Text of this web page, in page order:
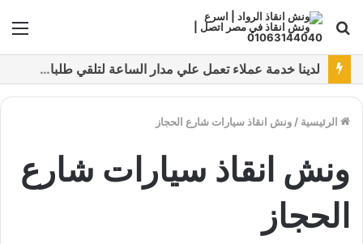
بحث
عن
نقدم خدمات متعددة لدفع خدمة ونش انقاذ سيارات باستخدام طرق دفع متعددة كما نتميز بتقديم أرخص سعر و أعلي جوده
الرئيسية / ونش انقاذ سيارات شارع الحجاز
ونش انقاذ سيارات شارع
الحجاز